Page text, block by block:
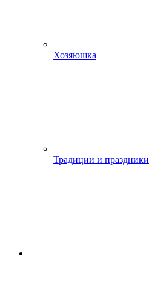
Хозяюшка
Традиции и праздники